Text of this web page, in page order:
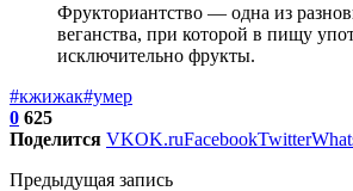
Фрукториантство — одна из
веганства, при которой в пищу
исключительно фрукты.
#кжижак#умер
0 625
Поделится VKOK.ruFacebookTwitter
Предыдущая запись